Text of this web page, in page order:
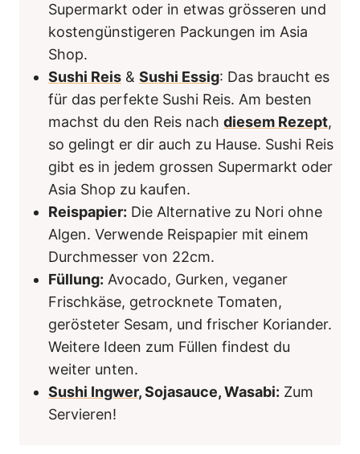
Supermarkt oder in etwas grösseren und
kostengünstigeren Packungen im Asia
Shop.
Sushi Reis & Sushi Essig: Das braucht es
für das perfekte Sushi Reis. Am besten
machst du den Reis nach diesem Rezept,
so gelingt er dir auch zu Hause. Sushi Reis
gibt es in jedem grossen Supermarkt oder
Asia Shop zu kaufen.
Reispapier: Die Alternative zu Nori ohne
Algen. Verwende Reispapier mit einem
Durchmesser von 22cm.
Füllung: Avocado, Gurken, veganer
Frischkäse, getrocknete Tomaten,
gerösteter Sesam, und frischer Koriander.
Weitere Ideen zum Füllen findest du
weiter unten.
Sushi Ingwer, Sojasauce, Wasabi: Zum
Servieren!